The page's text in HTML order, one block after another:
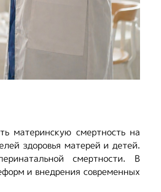
материнскую смертность на
здоровья матерей и детей.
смертности. В
и внедрения современных